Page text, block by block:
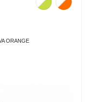
ORANGE